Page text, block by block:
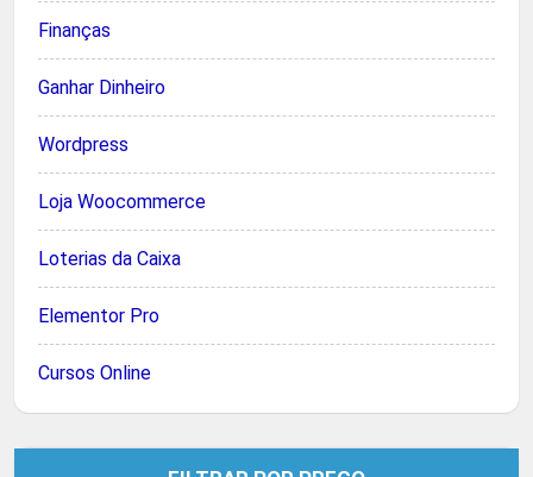
Finanças
Ganhar Dinheiro
Wordpress
Loja Woocommerce
Loterias da Caixa
Elementor Pro
Cursos Online